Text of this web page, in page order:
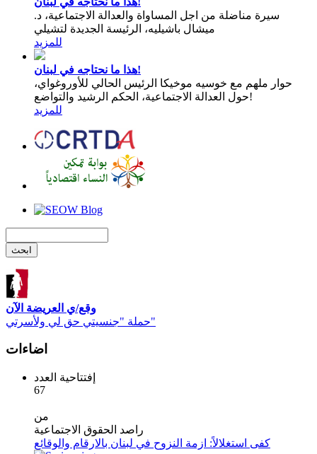
سيرة مناضلة من اجل المساواة والعدالة الاجتماعية، د.
ميشال باشيليه، الرئيسة الجديدة لتشيلي
للمزيد
هذا ما نحتاجه في لبنان!
حوار ملهم مع خوسيه موخيكا الرئيس الحالي للأوروغواي،
حول العدالة الاجتماعية، الحكم الرشيد والتواضع!
للمزيد
وقع/ي العريضة الآن
حملة "جنسيتي حق لي ولأسرتي"
اضاءات
إفتتاحية العدد
67
من
راصد الحقوق الاجتماعية
كفى استغلالاً: ازمة النزوح في لبنان بالارقام والوقائع